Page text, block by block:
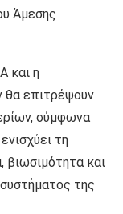
Άμεσης
και η
επιτρέψουν
σύμφωνα
τη
βιωσιμότητα και
της